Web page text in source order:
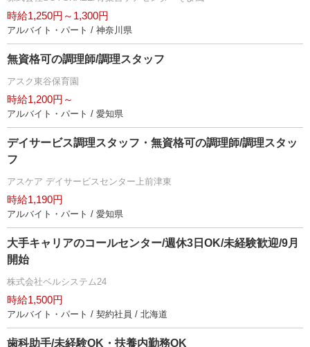
時給1,250円～1,300円
アルバイト・パート / 神奈川県
無資格可の調理師/調理スタッフ
アスク東谷保育園
時給1,200円～
アルバイト・パート / 愛知県
デイサービス調理スタッフ・無資格可の調理師/調理スタッ
フ
アスケア デイサービスセンター上前津東
時給1,190円
アルバイト・パート / 愛知県
大手キャリアのコールセンター/週休3日OK/未経験歓迎/9月
開始
株式会社ベルシステム24
時給1,500円
アルバイト・パート / 契約社員 / 北海道
歯科助手/未経験OK・扶養内勤務OK